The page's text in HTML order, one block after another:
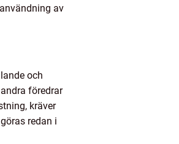
av
och
föredrar
kräver
redan i